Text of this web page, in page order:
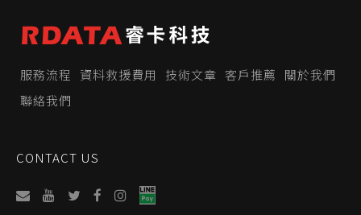
服務流程 資料救援費用 技術文章 客戶推薦
關於我們
聯絡我們
CONTACT US